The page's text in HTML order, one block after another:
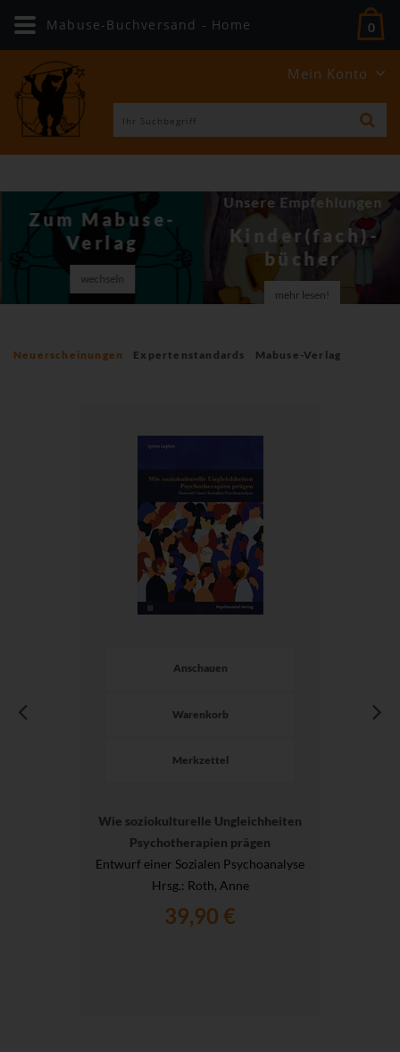
Mein Konto
0
Zum Mabuse-
Verlag
wechseln
Unsere Empfehlungen
Kinder(fach)­
bücher
mehr lesen!
Neuerscheinungen Expertenstandards Mabuse-Verlag
Anschauen
Warenkorb
Merkzettel
Wie soziokulturelle Ungleichheiten
Psychotherapien prägen
Entwurf einer Sozialen Psychoanalyse
Hrsg.: Roth, Anne
39,90 €
Mabuse-Buchversand - Home